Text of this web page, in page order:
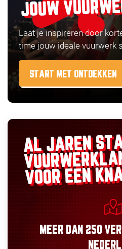
JOUW
Laat je inspireren door
time jouw ideale vuurwerk
START MET ONTDEKKEN
AL JAREN
VOOR EEN
MEER DAN 250